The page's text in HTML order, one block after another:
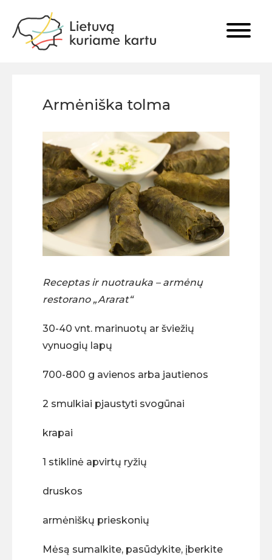
Armėniška tolma
Receptas ir nuotrauka – armėnų
restorano „Ararat“
30-40 vnt. marinuotų ar šviežių
vynuogių lapų
700-800 g avienos arba jautienos
2 smulkiai pjaustyti svogūnai
krapai
1 stiklinė apvirtų ryžių
druskos
armėniškų prieskonių
Mėsą sumalkite, pasūdykite, įberkite